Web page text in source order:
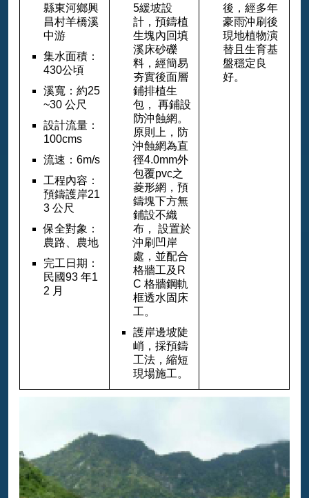
縣東河鄉興
昌村羊橋溪
中游
集水面積：
430公頃
溪寬：約25
~30 公尺
設計流量：
100cms
流速：6m/s
工程內容：
預鑄護岸21
3 公尺
保全對象：
農路、農地
完工日期：
民國93 年1
2 月
5緩坡設
計，預鑄植
生塊內回填
溪床砂礫
料，經簡易
夯實後面層
鋪排植生
包， 再鋪設
防沖蝕網。
原則上，防
沖蝕網為直
徑4.0mm外
包覆pvc之
菱形網，預
鑄塊下方無
鋪設不織
布， 設置於
沖刷凹岸
處，並配合
格牆工及R
C 格牆鋼軌
框透水固床
工。
護岸邊坡陡
峭，採預鑄
工法，縮短
現場施工。
後，經多年
豪雨沖刷後
現地植物演
替且生育基
盤穩定良
好。